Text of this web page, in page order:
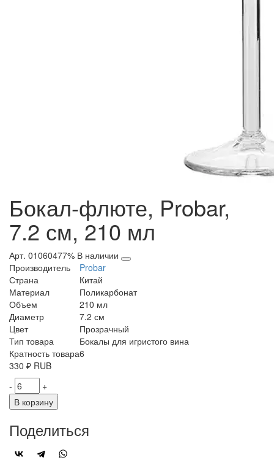
Бокал-флюте, Probar,
7.2 см, 210 мл
Арт. 01060477% В наличии
Производитель
Probar
Страна
Китай
Материал
Поликарбонат
Объем
210 мл
Диаметр
7.2 см
Цвет
Прозрачный
Тип товара
Бокалы для игристого вина
Кратность товара6
330 ₽ RUB
-
+
В корзину
Поделиться